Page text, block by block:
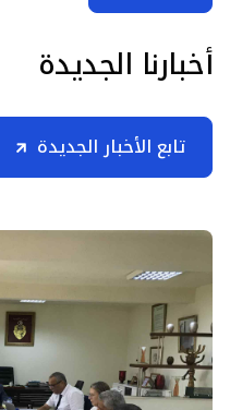
أخبارنا الجديدة
تابع الأخبار الجديدة